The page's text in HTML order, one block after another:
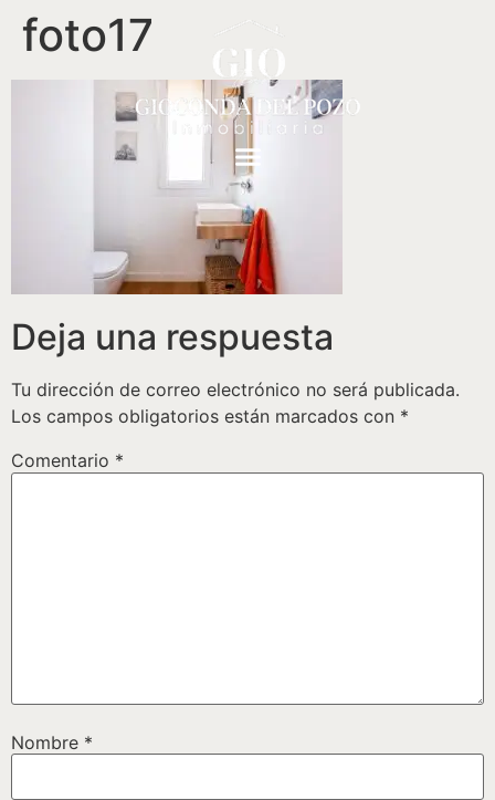
foto17
Deja una respuesta
Tu dirección de correo electrónico no será publicada.
Los campos obligatorios están marcados con *
Comentario *
Nombre *